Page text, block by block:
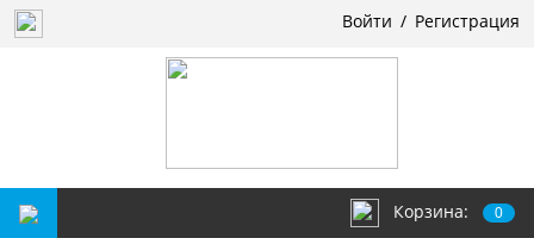
Войти / Регистрация
Корзина: 0